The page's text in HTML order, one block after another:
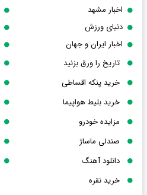
اخبار مشهد
دنیای ورزش
اخبار ایران و جهان
تاریخ را ورق بزنید
خرید پنکه اقساطی
خرید بلیط هواپیما
مزایده خودرو
صندلی ماساژ
دانلود آهنگ
خرید نقره